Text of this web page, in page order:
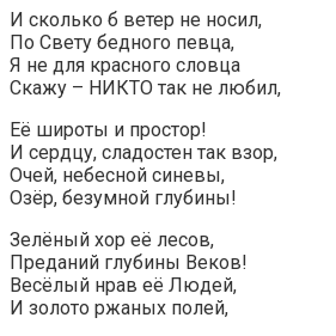
И сколько б ветер не носил,
По Свету бедного певца,
Я не для красного словца
Скажу – НИКТО так не любил,
Её широты и простор!
И сердцу, сладостен так взор,
Очей, небесной синевы,
Озёр, безумной глубины!
Зелёный хор её лесов,
Преданий глубины Веков!
Весёлый нрав её Людей,
И золото ржаных полей,